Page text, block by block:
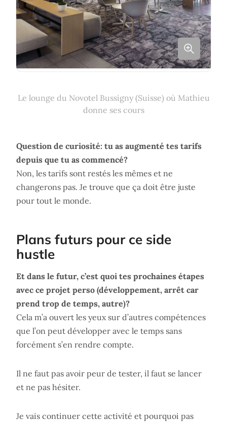
Le lounge du Novotel Bussigny (Suisse) où Mathieu
donne ses cours
Question de curiosité: tu as augmenté tes tarifs
depuis que tu as commencé?
Non, les tarifs sont restés les mêmes et ne
changerons pas. Je trouve que ça doit être juste
pour tout le monde.
Plans futurs pour ce side
hustle
Et dans le futur, c’est quoi tes prochaines étapes
avec ce projet perso (développement, arrêt car
prend trop de temps, autre)?
Cela m’a ouvert les yeux sur d’autres compétences
que l’on peut développer avec le temps sans
forcément s’en rendre compte.
Il ne faut pas avoir peur de tester, il faut se lancer
et ne pas hésiter.
Je vais continuer cette activité et pourquoi pas